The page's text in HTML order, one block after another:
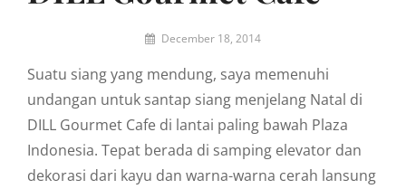
By
W
December 18, 2014
Suatu siang yang mendung, saya memenuhi
undangan untuk santap siang menjelang Natal di
DILL Gourmet Cafe di lantai paling bawah Plaza
Indonesia. Tepat berada di samping elevator dan
dekorasi dari kayu dan warna-warna cerah lansung